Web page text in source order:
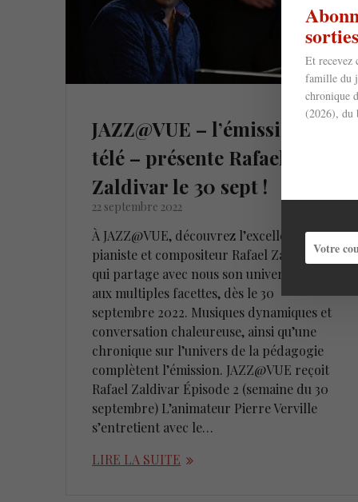
JAZZ@VUE – l’émission
télé – présente Rafael
Zaldivar le 30 sept !
22 septembre 2022
À JAZZ@VUE, découvrez l’excellent
pianiste et compositeur Rafael Zaldivar
qui partage avec nous son univers riche
aux multiples facettes, dès le 30
septembre 2022. Musiques dynamiques et
conversation chaleureuse, ainsi qu’une
chronique sur l’univers de la pédagogie
complètent l’émission. JAZZ@VUE reçoit
Rafael Zaldivar Épisode 2 (semaine du 30
septembre) L’animateur Pierre Verville
s’entretient avec le…
LIRE LA SUITE
Et recevez
famille du
chronique
(2026), du